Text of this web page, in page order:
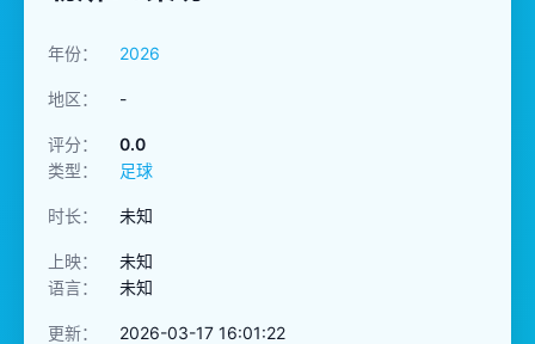
年份： 2026
地区： -
评分：
0.0
类型：
足球
时长： 未知
上映：
未知
语言：
未知
更新： 2026-03-17 16:01:22